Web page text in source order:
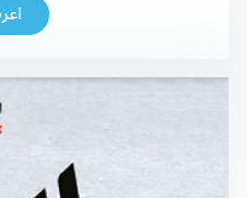
مليون درهم لدعم حملة “سلام
السمو حاكم الشارقة سمو
[…]